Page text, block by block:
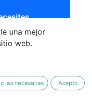
4 AÑOS -
del Alumno
más libros
una mejor
web.
las necesarias Acepto